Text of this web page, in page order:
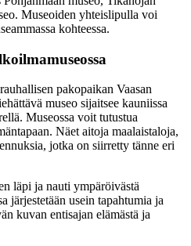
Museoiden yhteislipulla voi
kohteessa.
pakopaikan Vaasan
museo sijaitsee kauniissa
Museossa voit tutustua
Näet aitoja maalaistaloja,
jotka on siirretty tänne eri
läpi ja nauti ympäröivästä
järjestetään usein tapahtumia ja
kuvan entisajan elämästä ja